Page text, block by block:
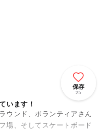
保存
25
います！
ウンド、ボランティアさん
場、そしてスケートボード